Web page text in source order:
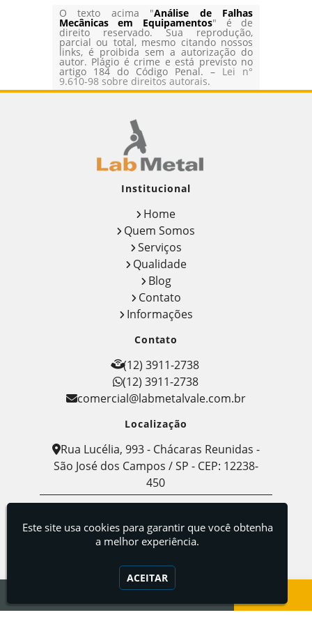
O texto acima "Análise de Falhas
Mecânicas em Equipamentos" é de
direito reservado. Sua reprodução,
parcial ou total, mesmo citando nossos
links, é proibida sem a autorização do
autor. Plágio é crime e está previsto no
artigo 184 do Código Penal. – Lei n°
9.610-98 sobre direitos autorais.
Institucional
Home
Quem Somos
Serviços
Qualidade
Blog
Contato
Informações
Contato
(12) 3911-2738
(12) 3911-2738
comercial@labmetalvale.com.br
Localização
Rua Lucélia, 993 - Chácaras Reunidas -
São José dos Campos / SP - CEP: 12238-
450
Metalografia
Este site usa cookies para garantir que você obtenha
a melhor experiência.
ACEITAR